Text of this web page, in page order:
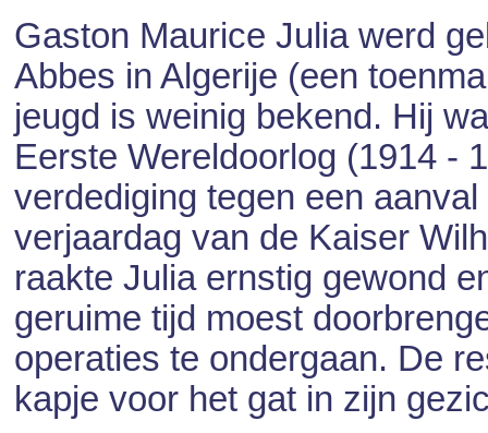
Gaston Maurice Julia werd
Abbes in Algerije (een
jeugd is weinig bekend. Hij
Eerste Wereldoorlog (1914 -
verdediging tegen een
verjaardag van de Kaiser
raakte Julia ernstig gewond
geruime tijd moest
operaties te ondergaan. De
kapje voor het gat in zijn